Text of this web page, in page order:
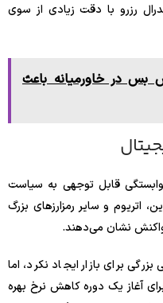
رزرو با دقت زیادی از سوی
بس در خاورمیانه باعث
وابستگی قابل توجهی به سیاست‌
اتریوم و سایر رمزارزهای بزرگ
واکنش نشان می‌دهند.
برای بازار ایجاد نکرد، اما
آغاز یک دوره کاهش نرخ بهره